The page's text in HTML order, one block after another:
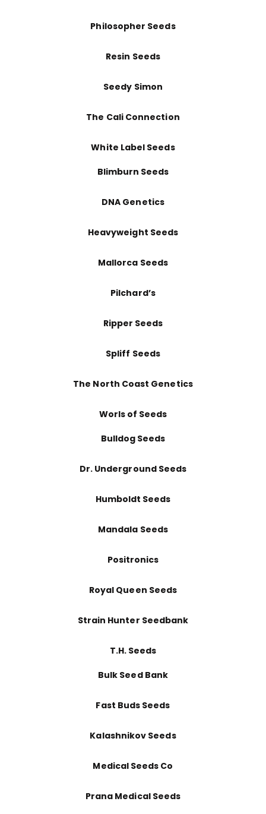
Philosopher Seeds
Resin Seeds
Seedy Simon
The Cali Connection
White Label Seeds
Blimburn Seeds
DNA Genetics
Heavyweight Seeds
Mallorca Seeds
Pilchard’s
Ripper Seeds
Spliff Seeds
The North Coast Genetics
Worls of Seeds
Bulldog Seeds
Dr. Underground Seeds
Humboldt Seeds
Mandala Seeds
Positronics
Royal Queen Seeds
Strain Hunter Seedbank
T.H. Seeds
Bulk Seed Bank
Fast Buds Seeds
Kalashnikov Seeds
Medical Seeds Co
Prana Medical Seeds